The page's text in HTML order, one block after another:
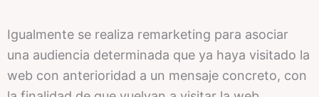
Igualmente se realiza remarketing para asociar
una audiencia determinada que ya haya visitado la
web con anterioridad a un mensaje concreto, con